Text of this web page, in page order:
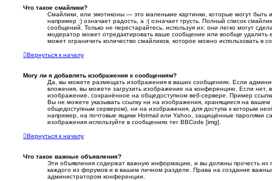
Что такое смайлики?
Смайлики, или эмотиконы — это маленькие картинки, которые могут быть
например :) означает радость, а :( означает грусть. Полный список
сообщений. Только не перестарайтесь, используя их: они легко могут
модератор может отредактировать ваше сообщение или вообще удалить
может ограничить количество смайликов, которое можно использовать в
Вернуться к началу
Могу ли я добавлять изображения к сообщениям?
Да, вы можете размещать изображения в ваших сообщениях. Если
вложения, вы можете загрузить изображение на конференцию. Если нет,
изображение, сохранённое на общедоступном веб-сервере. Пример
Вы не можете указывать ссылку ни на изображения, хранящиеся на вашем
общедоступным сервером), ни на изображения, для доступа к которым
например, на почтовые ящики Hotmail или Yahoo, защищённые паролями
изображения используйте в сообщениях тег BBCode [img].
Вернуться к началу
Что такое важные объявления?
Эти объявления содержат важную информацию, и вы должны прочесть их
каждого из форумов и в вашем личном разделе. Права на создание
администратором конференции.